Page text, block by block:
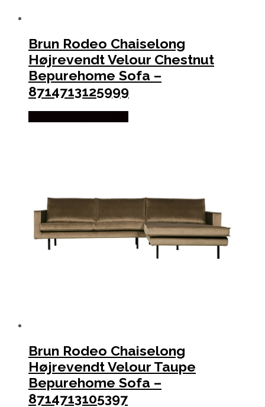
Brun Rodeo Chaiselong
Højrevendt Velour Chestnut
Bepurehome Sofa –
8714713125999
Brun Rodeo Chaiselong
Højrevendt Velour Taupe
Bepurehome Sofa –
8714713105397